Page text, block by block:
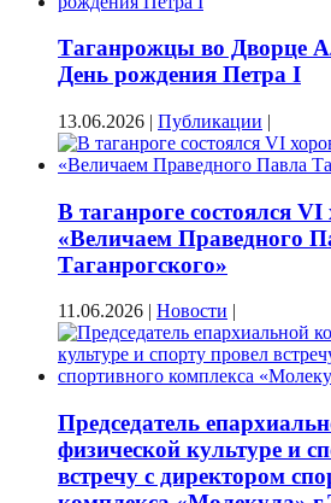
Таганрожцы во Дворце
День рождения Петра I
13.06.2026 | Публикации |
В таганроге состоялся
«Величаем Праведного
Таганрогского»
11.06.2026 | Новости |
Председатель
физической культуре и
встречу с директором